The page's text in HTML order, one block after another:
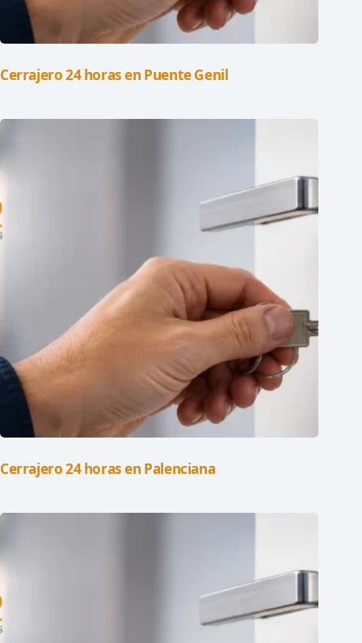
Cerrajero 24 horas en Puente Genil
Cerrajero 24 horas en Palenciana